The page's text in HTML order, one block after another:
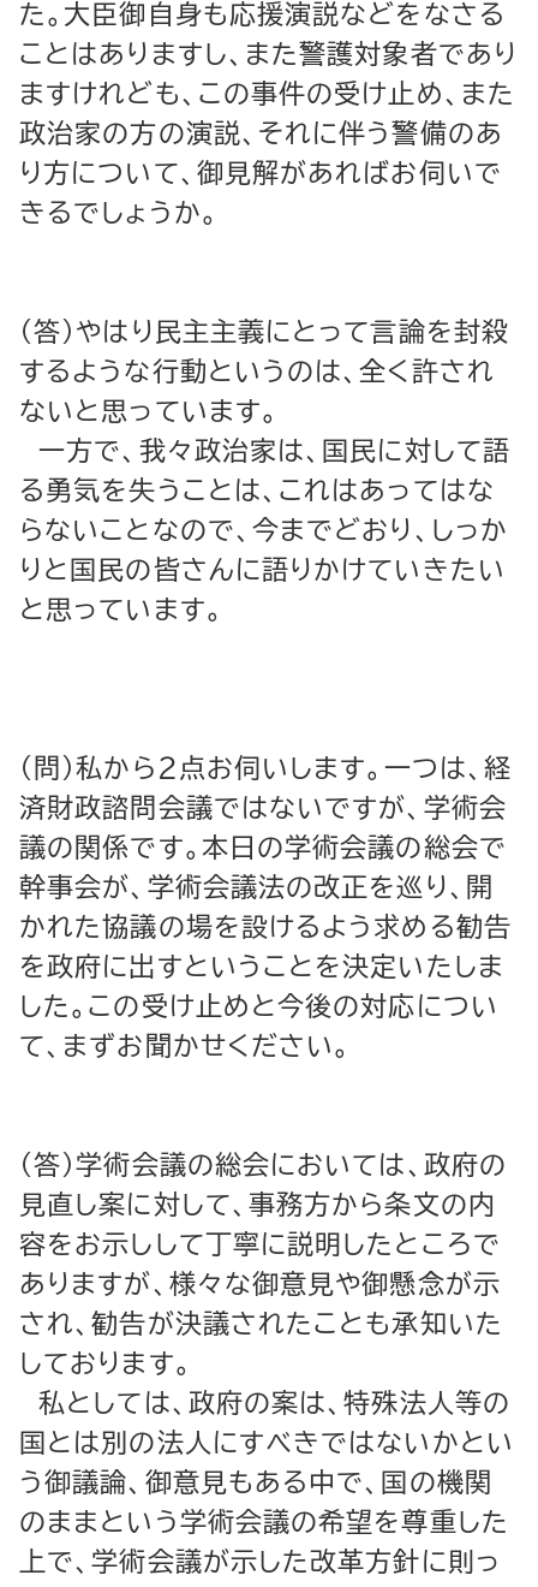
た。大臣御自身も応援演説などをなさる
ことはありますし、また警護対象者であり
ますけれども、この事件の受け止め、また
政治家の方の演説、それに伴う警備のあ
り方について、御見解があればお伺いで
きるでしょうか。
（答）やはり民主主義にとって言論を封殺
するような行動というのは、全く許され
ないと思っています。
一方で、我々政治家は、国民に対して語
る勇気を失うことは、これはあってはな
らないことなので、今までどおり、しっか
りと国民の皆さんに語りかけていきたい
と思っています。
（問）私から２点お伺いします。一つは、経
済財政諮問会議ではないですが、学術会
議の関係です。本日の学術会議の総会で
幹事会が、学術会議法の改正を巡り、開
かれた協議の場を設けるよう求める勧告
を政府に出すということを決定いたしま
した。この受け止めと今後の対応につい
て、まずお聞かせください。
（答）学術会議の総会においては、政府の
見直し案に対して、事務方から条文の内
容をお示しして丁寧に説明したところで
ありますが、様々な御意見や御懸念が示
され、勧告が決議されたことも承知いた
しております。
私としては、政府の案は、特殊法人等の
国とは別の法人にすべきではないかとい
う御議論、御意見もある中で、国の機関
のままという学術会議の希望を尊重した
上で、学術会議が示した改革方針に則っ